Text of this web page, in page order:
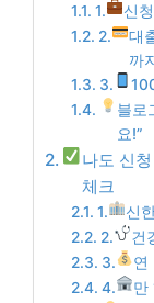
1.
신
2.
대
까
3.
블로
요!”
나도 신
체크
1.
신
2.
건
3.
연
4.
만